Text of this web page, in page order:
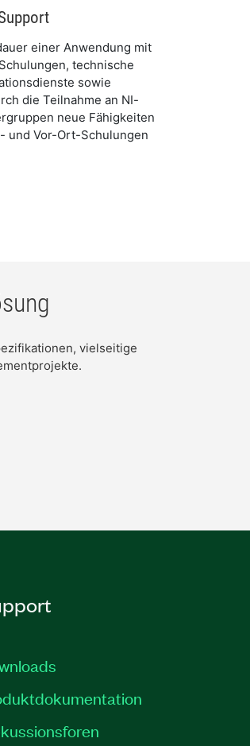
einer Anwendung mit
technische
sowie
die Teilnahme an NI-
neue Fähigkeiten
und Vor-Ort-Schulungen
vielseitige